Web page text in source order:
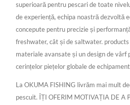
superioară pentru pescari de toate
de experiență, echipa noastră dezvoltă
concepute pentru precizie și
freshwater, cât și de saltwater.
materiale avansate și un design de vârf
cerințelor piețelor globale de
La OKUMA FISHING livrăm mai mult
pescuit. ÎȚI OFERIM MOTIVAȚIA DE A